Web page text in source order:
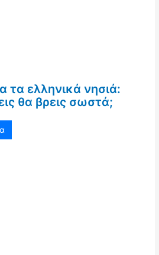
τα ελληνικά νησιά:
θα βρεις σωστά;